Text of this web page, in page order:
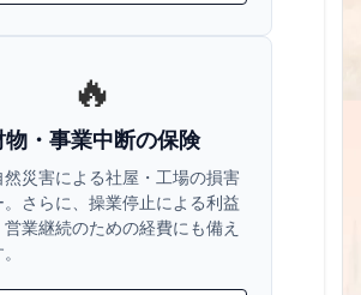
🔥
物・事業中断の保険
然災害による社屋・工場の損害
。さらに、操業停止による利益
業継続のための経費にも備え